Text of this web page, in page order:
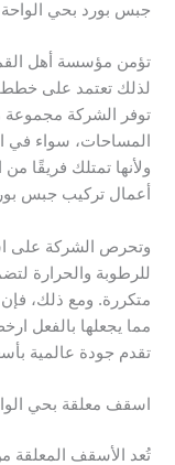
جبس بورد بحي الواحة
تؤمن مؤسسة أهل
لذلك تعتمد على خطط
توفر الشركة مجموعة
المساحات، سواء في
ولأنها تمتلك فريقًا من
أعمال تركيب جبس
وتحرص الشركة على
للرطوبة والحرارة
متكررة. ومع ذلك، فإن
مما يجعلها بالفعل
تقدم جودة عالمية
اسقف معلقة بحي
تُعد الأسقف المعلقة